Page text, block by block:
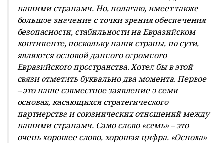
нашими странами. Но, полагаю, имеет также
большое значение с точки зрения обеспечения
безопасности, стабильности на Евразийском
континенте, поскольку наши страны, по сути,
являются основой данного огромного
Евразийского пространства. Хотел бы в этой
связи отметить буквально два момента. Первое
– это наше совместное заявление о семи
основах, касающихся стратегического
партнерства и союзнических отношений между
нашими странами. Само слово «семь» – это
очень хорошее слово, хорошая цифра. «Основа»